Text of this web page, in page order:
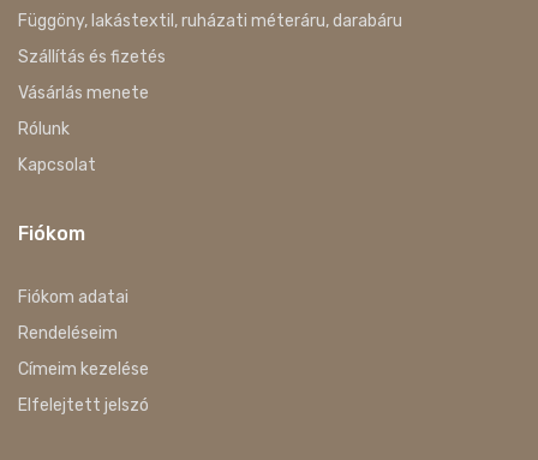
Függöny, lakástextil, ruházati méteráru, darabáru
Szállítás és fizetés
Vásárlás menete
Rólunk
Kapcsolat
Fiókom
Fiókom adatai
Rendeléseim
Címeim kezelése
Elfelejtett jelszó